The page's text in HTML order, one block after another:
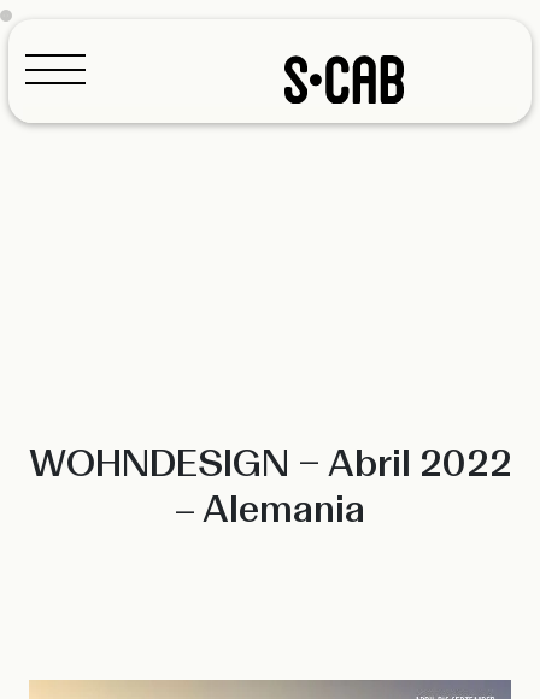
WOHNDESIGN – Abril 2022
– Alemania